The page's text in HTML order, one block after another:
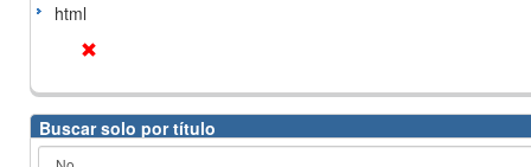
html
Buscar solo por título